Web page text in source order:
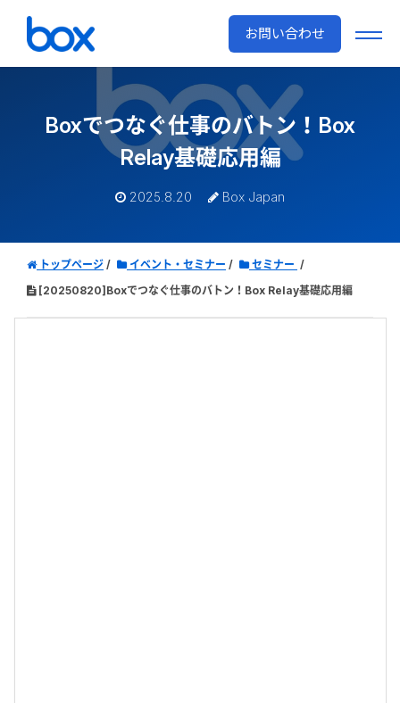
お問い合わせ
Boxでつなぐ仕事のバトン！Box
Relay基礎応用編
2025.8.20 Box Japan
トップページ イベント・セミナー
セミナー
[20250820]Boxでつなぐ仕事のバトン！Box Relay基礎応用編